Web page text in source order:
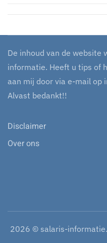
De inhoud van de website
informatie. Heeft u tips of
aan mij door via e-mail op
Alvast bedankt!!
Disclaimer
Over ons
2026 © salaris-